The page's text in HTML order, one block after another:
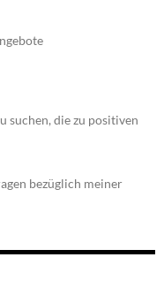
suchen, die zu positiven
bezüglich meiner